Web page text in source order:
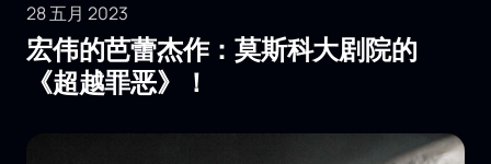
28 五月 2023
宏伟的芭蕾杰作：莫斯科大剧院的
《超越罪恶》！